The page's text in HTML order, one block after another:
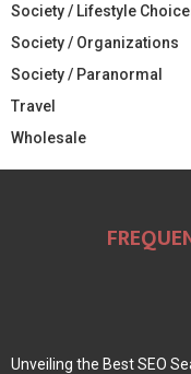
Society / Lifestyle
Society / Organizations
Society / Paranormal
Travel
Wholesale
Unveiling the Best SEO